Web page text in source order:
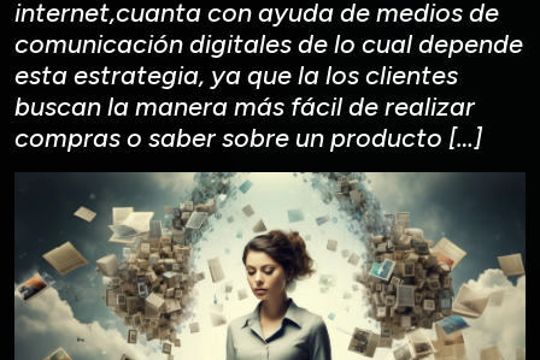
internet,cuanta con ayuda de medios de
comunicación digitales de lo cual depende
esta estrategia, ya que la los clientes
buscan la manera más fácil de realizar
compras o saber sobre un producto […]